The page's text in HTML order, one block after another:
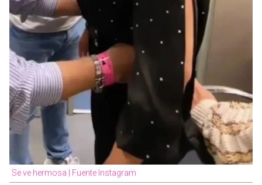
Se ve hermosa | Fuente Instagram